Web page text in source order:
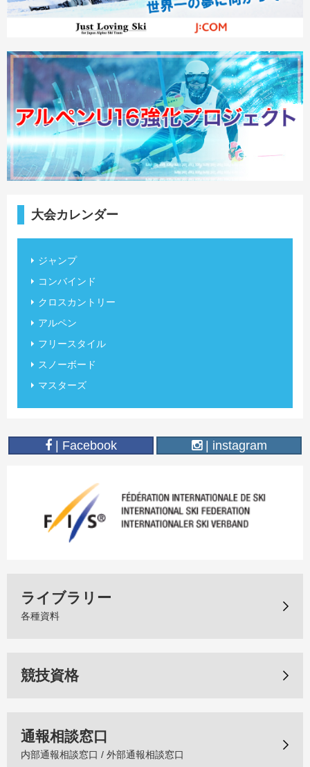
大会カレンダー
ジャンプ
コンバインド
クロスカントリー
アルペン
フリースタイル
スノーボード
マスターズ
| Facebook | instagram
ライブラリー
各種資料
競技資格
通報相談窓口
内部通報相談窓口 / 外部通報相談窓口